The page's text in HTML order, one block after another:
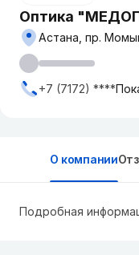
Оптика
Астана, пр.
+7 (7172) ****
О компании
Подробная